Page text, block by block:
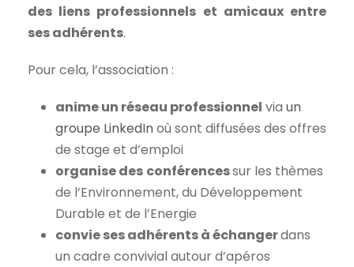
des liens professionnels et amicaux entre
ses adhérents.
Pour cela, l’association :
anime un réseau professionnel via un
groupe LinkedInoù sont diffusées des offres
de stage et d’emploi
organise des conférencessur les thèmes
de l’Environnement, du Développement
Durable et de l’Energie
convie ses adhérents à échangerdans
un cadre convivial autour d’apéros